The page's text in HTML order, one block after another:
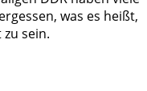
was es heißt,
sein.